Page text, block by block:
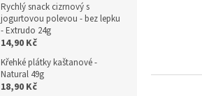
Rychlý snack cizrnový s
jogurtovou polevou - bez lepku
- Extrudo 24g
14,90 Kč
Křehké plátky kaštanové -
Natural 49g
18,90 Kč